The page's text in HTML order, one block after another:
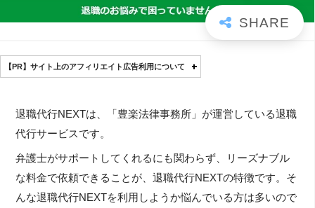
【PR】サイト上のアフィリエイト広告利用について
退職代行NEXTは、「豊楽法律事務所」が運営している退職
代行サービスです。
弁護士がサポートしてくれるにも関わらず、リーズナブル
な料金で依頼できることが、退職代行NEXTの特徴です。そ
んな退職代行NEXTを利用しようか悩んでいる方は多いので